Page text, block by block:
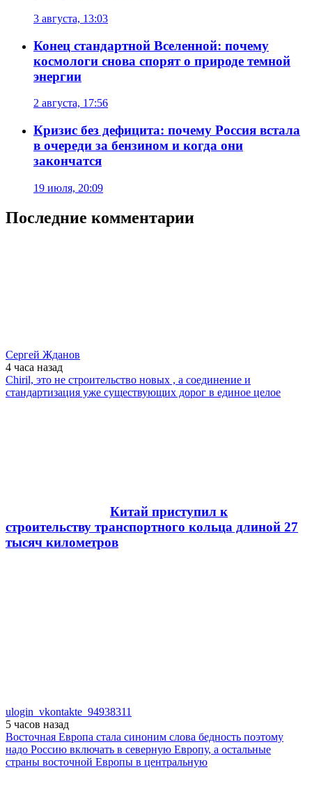
3 августа, 13:03
Конец стандартной Вселенной: почему
космологи снова спорят о природе темной
энергии
2 августа, 17:56
Кризис без дефицита: почему Россия встала
в очереди за бензином и когда они
закончатся
19 июля, 20:09
Последние комментарии
Сергей Жданов
4 часа назад
Chiril, это не строительство новых , а соединение и
стандартизация уже существующих дорог в единое целое
Китай приступил к
строительству транспортного кольца длиной 27
тысяч километров
ulogin_vkontakte_94938311
5 часов назад
Восточная Европа стала синоним слова бедность поэтому
надо Россию включать в северную Европу, а остальные
страны восточной Европы в центральную